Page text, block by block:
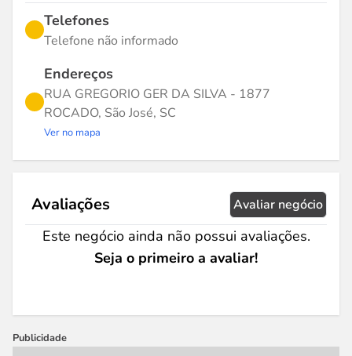
Telefones
Telefone não informado
Endereços
RUA GREGORIO GER DA SILVA - 1877
ROCADO, São José, SC
Ver no mapa
Avaliações Avaliar negócio
Este negócio ainda não possui avaliações.
Seja o primeiro a avaliar!
Publicidade